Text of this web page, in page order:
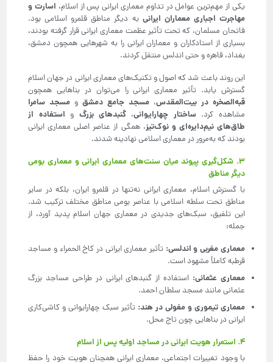
یکی از مهم‌ترین عوامل در تداوم معماری ایرانی پس از اسلام، اسارت و
مهاجرت اجباری معماران ایرانی به دیگر مناطق قلمرو اسلامی بود.
فاتحان مسلمان، که تحت تأثیر عظمت معماری ایرانی قرار گرفته بودند،
بسیاری از استادکاران و معماران ایرانی را به شهرهایی همچون دمشق،
بغداد، قاهره و حتی اندلس منتقل کردند.
این روند باعث شد که اصول و تکنیک‌های معماری ایرانی در جهان اسلام
گسترش یابد. تأثیر معماری ایرانی را می‌توان در بناهایی همچون
قبه‌الصخره در بیت‌المقدس،مسجد جامع دمشقو مسجد سامرا
مشاهده کرد.ساختار چهارایوانی، گنبدهای بزرگ و استفاده از
طاق‌های نیم‌دایره‌ای و نوک‌تیز، همگی از عناصر اصلی معماری ایرانی
بودند که به‌مرور در معماری اسلامی نهادینه شدند.
۳. شکل‌گیری پیوند میان سنت‌های معماری ایرانی و معماری بومی
دیگر مناطق
با گسترش اسلام، معماری ایرانی نه‌تنها در قلمرو ایران، بلکه در سایر
مناطق تحت سلطه اسلامی با عناصر بومی مناطق مختلف ترکیب شد.
این تلفیق، سبک‌های جدیدی در معماری جهان اسلام پدید آورد، از
جمله:
معماری مغربی و اندلسی: تأثیر معماری ایرانی در کاخ الحمراء و مساجد
قرطبه کاملاً مشهود است.
معماری عثمانی: استفاده از گنبدهای ایرانی در طراحی مساجد بزرگ
عثمانی مانند مسجد سلطان احمد.
معماری تیموری و مغولی در هند: تأثیر سبک چهارایوانی و کاشی‌کاری
ایرانی در بناهایی چون تاج محل.
۴. استمرار هویت ایرانی در مساجد اولیه پس از اسلام
با وجود تغییرات اجتماعی، معماری ایرانی همچنان هویت خود را حفظ